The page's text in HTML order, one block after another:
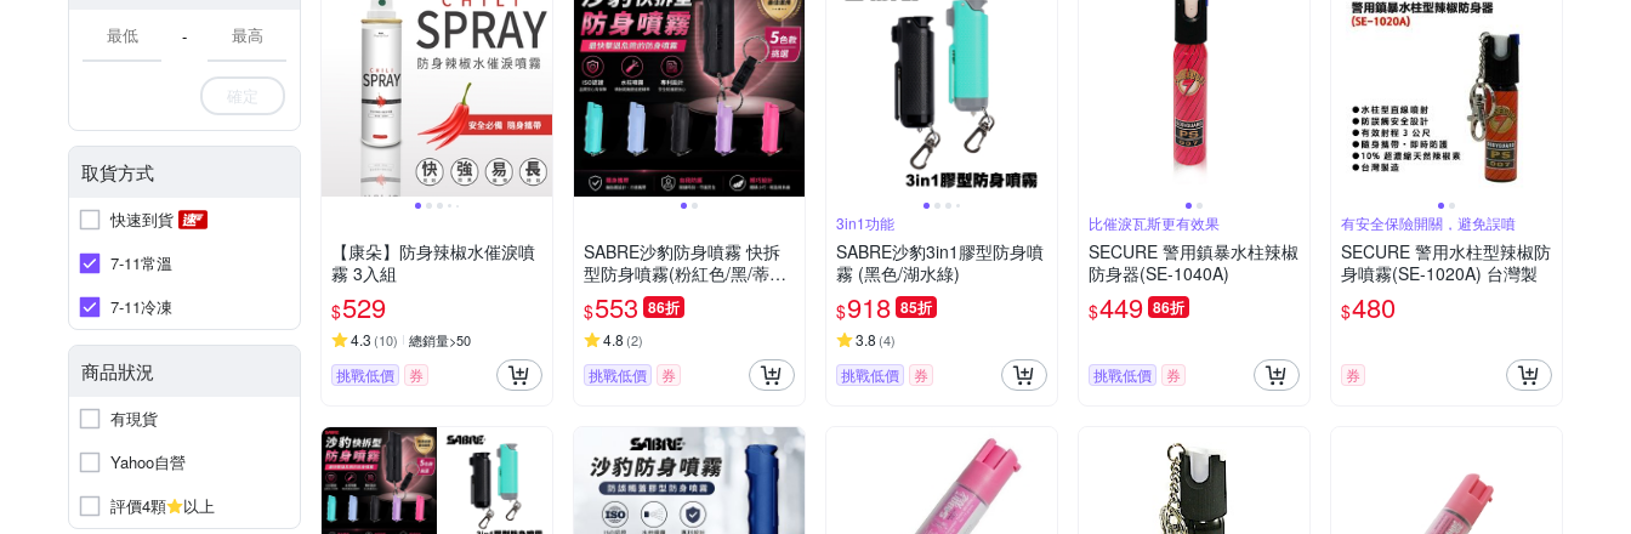
-
確定
取貨方式
快速到貨
7-11常溫
7-11冷凍
商品狀況
有現貨
Yahoo自營
評價4顆
以上
【康朵】防身辣椒水催淚噴
霧 3入組
$529
4.3 (10) 總銷量>50
挑戰低價 券
SABRE沙豹防身噴霧 快拆
型防身噴霧(粉紅色/黑/蒂芬
妮藍)
$553 86折
4.8 (2)
挑戰低價 券
3in1功能
SABRE沙豹3in1膠型防身噴
霧 (黑色/湖水綠)
$918 85折
3.8 (4)
挑戰低價 券
比催淚瓦斯更有效果
SECURE 警用鎮暴水柱辣椒
防身器(SE-1040A)
$449 86折
挑戰低價 券
有安全保險開關，避免誤噴
SECURE 警用水柱型辣椒防
身噴霧(SE-1020A) 台灣製
$480
券